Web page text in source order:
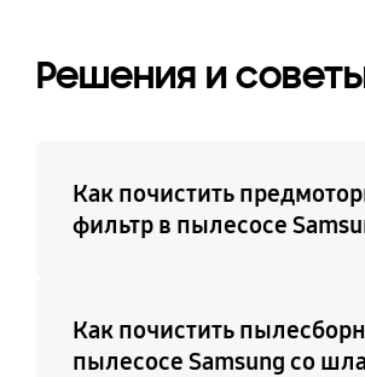
Решения и
Как почистить
фильтр в пылесосе
Как почистить
пылесосе Samsung со